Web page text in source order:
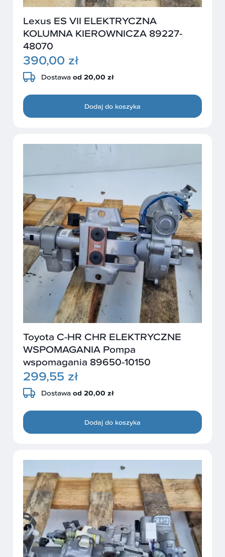
Lexus ES VII ELEKTRYCZNA
KOLUMNA KIEROWNICZA 89227-
48070
390,00 zł
Dostawa od 20,00 zł
Dodaj do koszyka
Toyota C-HR CHR ELEKTRYCZNE
WSPOMAGANIA Pompa
wspomagania 89650-10150
299,55 zł
Dostawa od 20,00 zł
Dodaj do koszyka